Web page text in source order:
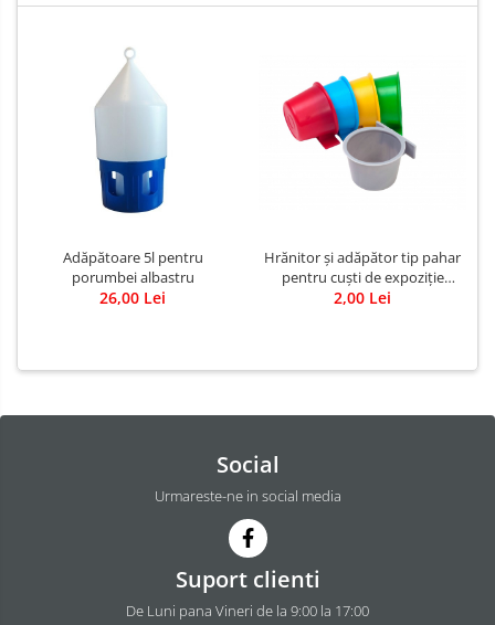
Adăpătoare 5l pentru
porumbei albastru
26,00 Lei
Hrănitor și adăpător tip pahar
pentru cuști de expoziție
diverse culori
2,00 Lei
Social
Urmareste-ne in social media
Suport clienti
De Luni pana Vineri de la 9:00 la 17:00